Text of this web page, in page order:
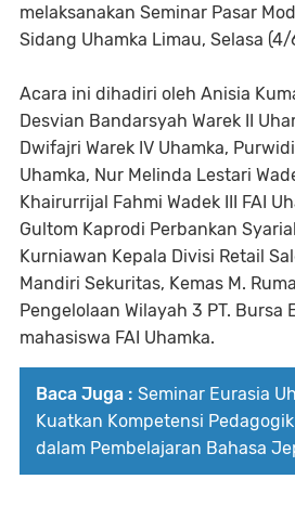
melaksanakan Seminar Pasar
Sidang Uhamka Limau, Selasa (4/
Acara ini dihadiri oleh Anisia
Desvian Bandarsyah Warek II
Dwifajri Warek IV Uhamka,
Uhamka, Nur Melinda Lestari
Khairurrijal Fahmi Wadek III FAI
Gultom Kaprodi Perbankan
Kurniawan Kepala Divisi Retail
Mandiri Sekuritas, Kemas M.
Pengelolaan Wilayah 3 PT. Bursa
mahasiswa FAI Uhamka.
Baca Juga : Seminar Eurasia
Kuatkan Kompetensi
dalam Pembelajaran Bahasa